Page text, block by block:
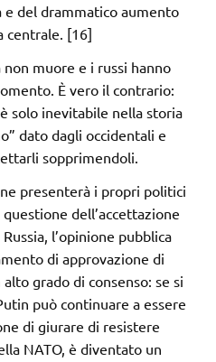
e del drammatico aumento
centrale. [16]
muore e i russi hanno
È vero il contrario:
solo inevitabile nella storia
dato dagli occidentali e
sopprimendoli.
presenterà i propri politici
dell’accettazione
l’opinione pubblica
di approvazione di
grado di consenso: se si
può continuare a essere
di giurare di resistere
NATO, è diventato un